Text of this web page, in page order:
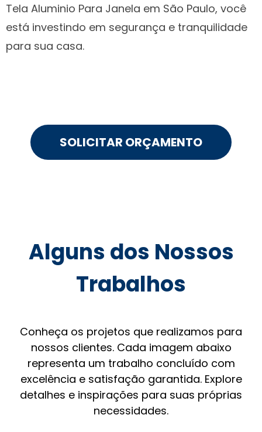
Tela Aluminio Para Janela em São Paulo, você
está investindo em segurança e tranquilidade
para sua casa.
SOLICITAR ORÇAMENTO
Alguns dos Nossos
Trabalhos
Conheça os projetos que realizamos para
nossos clientes. Cada imagem abaixo
representa um trabalho concluído com
excelência e satisfação garantida. Explore
detalhes e inspirações para suas próprias
necessidades.